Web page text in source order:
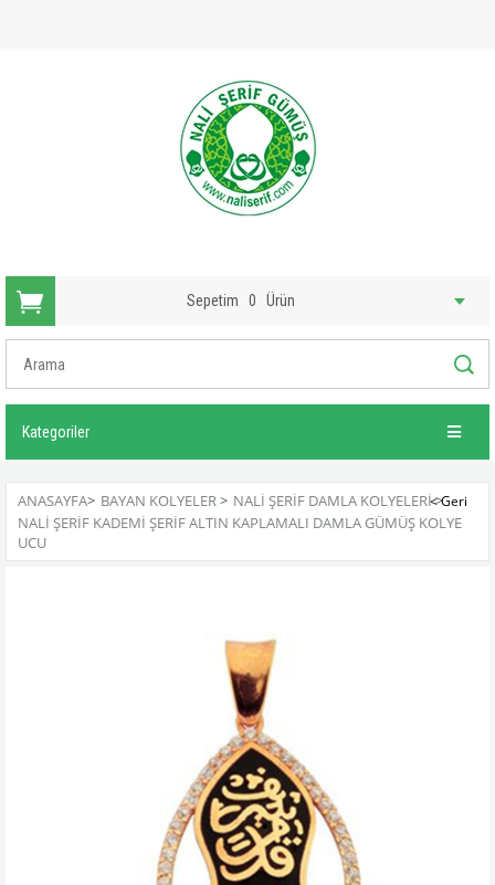
Sepetim 0 Ürün
Kategoriler
ANASAYFA> BAYAN KOLYELER> NALI ŞERIF DAMLA KOLYELERI>
NALI ŞERIF KADEMI ŞERIF ALTIN KAPLAMALI DAMLA GÜMÜŞ KOLYE
UCU